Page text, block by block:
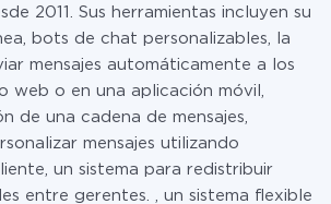
2011. Sus herramientas incluyen su
bots de chat personalizables, la
mensajes automáticamente a los
web o en una aplicación móvil,
de una cadena de mensajes,
mensajes utilizando
un sistema para redistribuir
entre gerentes. , un sistema flexible